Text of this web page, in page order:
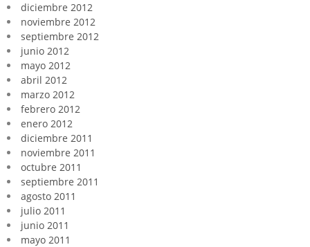
diciembre 2012
noviembre 2012
septiembre 2012
junio 2012
mayo 2012
abril 2012
marzo 2012
febrero 2012
enero 2012
diciembre 2011
noviembre 2011
octubre 2011
septiembre 2011
agosto 2011
julio 2011
junio 2011
mayo 2011